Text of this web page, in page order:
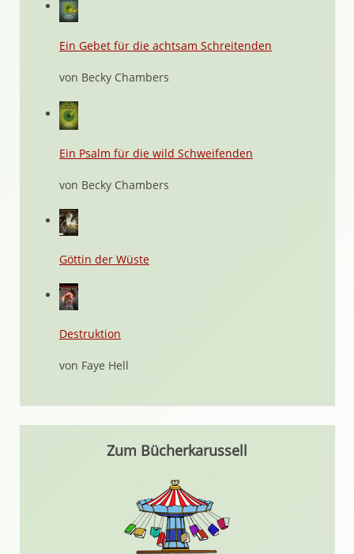
Ein Gebet für die achtsam Schreitenden
von Becky Chambers
Ein Psalm für die wild Schweifenden
von Becky Chambers
Göttin der Wüste
Destruktion
von Faye Hell
Zum Bücherkarussell